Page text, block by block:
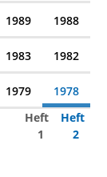
1989 1988
1983 1982
1979 1978
Heft
1
Heft
2